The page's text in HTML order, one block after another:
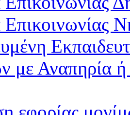
Επικοινωνίας
Αναπηρία ή /